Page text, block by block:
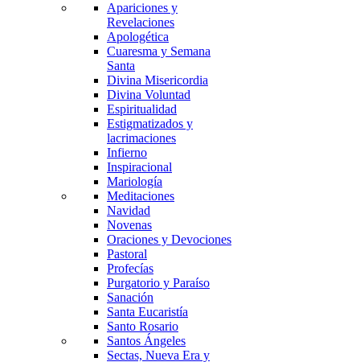
Apariciones y
Revelaciones
Apologética
Cuaresma y Semana
Santa
Divina Misericordia
Divina Voluntad
Espiritualidad
Estigmatizados y
lacrimaciones
Infierno
Inspiracional
Mariología
Meditaciones
Navidad
Novenas
Oraciones y Devociones
Pastoral
Profecías
Purgatorio y Paraíso
Sanación
Santa Eucaristía
Santo Rosario
Santos Ángeles
Sectas, Nueva Era y